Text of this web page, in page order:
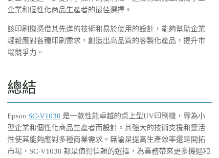
企業和個性化商品生產者的最佳選擇。
該印刷機憑借其先進的技術和易於使用的設計，能夠幫助企業
輕鬆應對各種印刷需求，創造出高品質的客製化產品，提升市
場競爭力。
總結
Epson SC-V1030 是一款性能卓越的桌上型UV印刷機，專為小
型企業和個性化商品生產者而設計。其強大的技術支援和靈活
性使其能夠應對多種商業需求。無論是提高生產效率還是開拓
市場，SC-V1030 都是值得信賴的選擇，為業務帶來更多機遇和